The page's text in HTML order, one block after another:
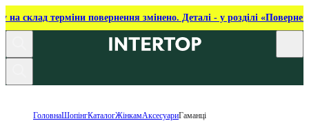
на склад терміни повернення змінено. Деталі - у розділі
ГоловнаШопінгКаталогЖінкамАксесуариГаманці